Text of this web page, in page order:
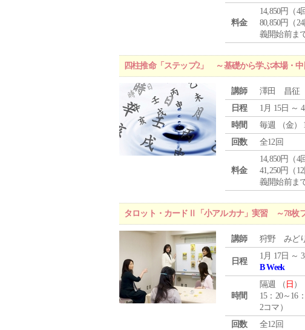
料金
14,850円（
80,850円（
義開始前ま
四柱推命「ステップ2」 ～基礎から学ぶ本場・
講師
澤田 昌征
日程
1月 15日 ～
時間
毎週 （金）
回数
全12回
料金
14,850円（
41,250円（
義開始前ま
タロット・カードⅡ「小アルカナ」実習 ～78枚
講師 狩野 みど
日程
1月 17日 ～
B Week
時間
隔週 （ 日 ）
15：20～16
2コマ）
回数
全12回